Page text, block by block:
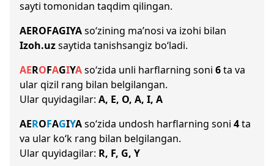
sayti tomonidan taqdim qilingan.
AEROFAGIYAso‘zining ma’nosi va izohi bilan
Izoh.uzsaytida tanishsangiz bo‘ladi.
AEROFAGIYAso‘zida unli harflarning soni 6ta va
ular qizil rang bilan belgilangan.
Ular quyidagilar: A, E, O, A, I, A
AEROFAGIYAso‘zida undosh harflarning soni 4ta
va ular ko‘k rang bilan belgilangan.
Ular quyidagilar: R, F, G, Y